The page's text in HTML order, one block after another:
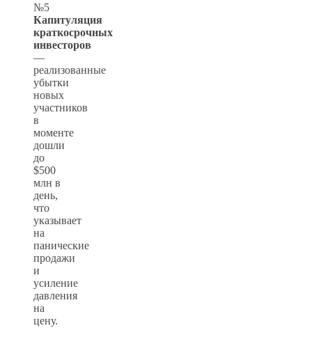
№5
Капитуляция
краткосрочных
инвесторов
—
реализованные
убытки
новых
участников
в
моменте
дошли
до
$500
млн в
день,
что
указывает
на
панические
продажи
и
усиление
давления
на
цену.